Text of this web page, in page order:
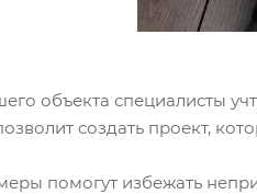
объекта специалисты
создать проект,
помогут избежать